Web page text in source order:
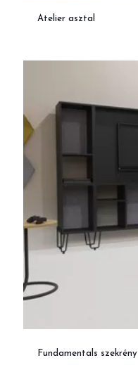
Atelier asztal
Fundamentals szekrény